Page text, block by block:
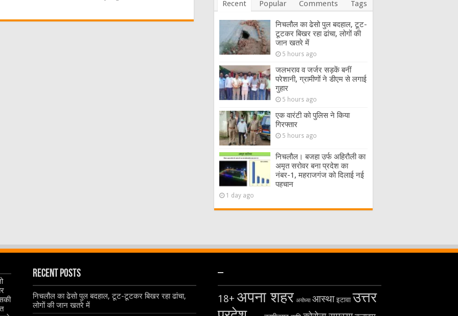
Recent Popular Comments Tags
निचलौल का ढेसो पुल बदहाल, टूट-
टूटकर बिखर रहा ढांचा, लोगों की
जान खतरे में
5 hours ago
जलभराव व जर्जर सड़कें बनीं
परेशानी, ग्रामीणों ने डीएम से लगाई
गुहार
5 hours ago
एक वारंटी को पुलिस ने किया
गिरफ्तार
5 hours ago
निचलौल। बजहा उर्फ अहिरौली का
अमृत सरोवर बना प्रदेश का
नंबर-1, महराजगंज को दिलाई नई
पहचान
1 day ago
Recent Posts
निचलौल का ढेसो पुल बदहाल, टूट-टूटकर बिखर रहा ढांचा,
लोगों की जान खतरे में
–
18+ अपना शहर अयोध्या आस्था इटावा उत्तर